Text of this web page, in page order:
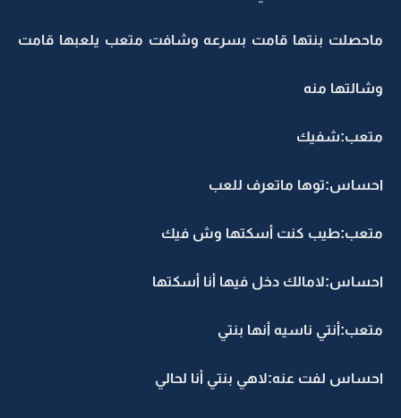
ماحصلت بنتها قامت بسرعه وشافت متعب يلعبها قامت
وشالتها منه
متعب:شفيك
احساس:توها ماتعرف للعب
متعب:طيب كنت أسكتها وش فيك
احساس:لامالك دخل فيها أنا أسكتها
متعب:‏أنتي ناسيه أنها بنتي
احساس لفت عنه:لاهي بنتي أنا لحالي